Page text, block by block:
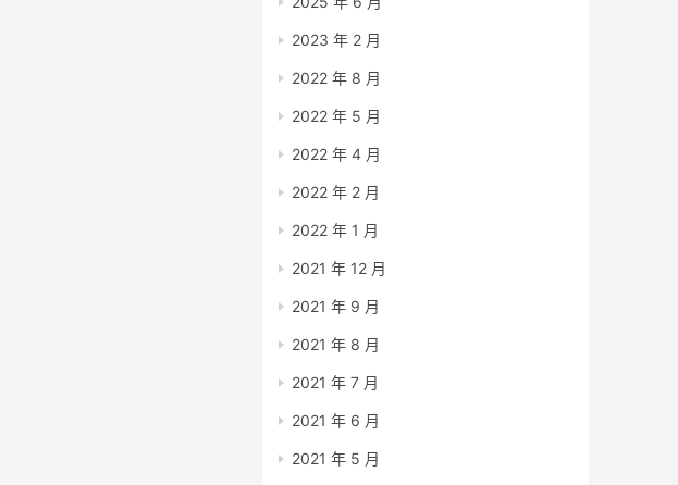
2023 年 2 月
2022 年 8 月
2022 年 5 月
2022 年 4 月
2022 年 2 月
2022 年 1 月
2021 年 12 月
2021 年 9 月
2021 年 8 月
2021 年 7 月
2021 年 6 月
2021 年 5 月